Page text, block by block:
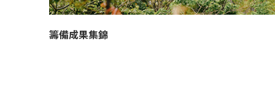
籌備成果集錦